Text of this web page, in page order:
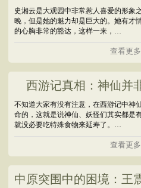
史湘云是大观园中非常惹人喜爱的形象
晚，但是她的魅力却是巨大的。她有才
的心胸非常的豁达，这样一来，…
查看更
西游记真相：神仙并
不知道大家有没有注意，在西游记中神
命的，这就是说神仙、妖怪们其实都是
就没必要吃特殊食物来延寿了。…
查看更
中原突围中的困境：王